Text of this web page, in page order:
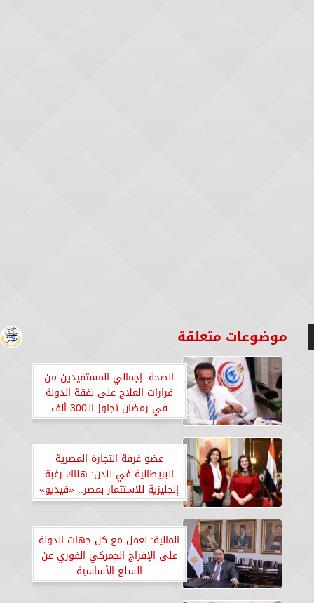
موضوعات متعلقة
الصحة: إجمالي المستفيدين من
قرارات العلاج على نفقة الدولة
في رمضان تجاوز الـ300 ألف
مواطن
عضو غرفة التجارة المصرية
البريطانية في لندن: هناك رغبة
إنجليزية للاستثمار بمصر.. «فيديو»
المالية: نعمل مع كل جهات الدولة
على الإفراج الجمركي الفوري عن
السلع الأساسية